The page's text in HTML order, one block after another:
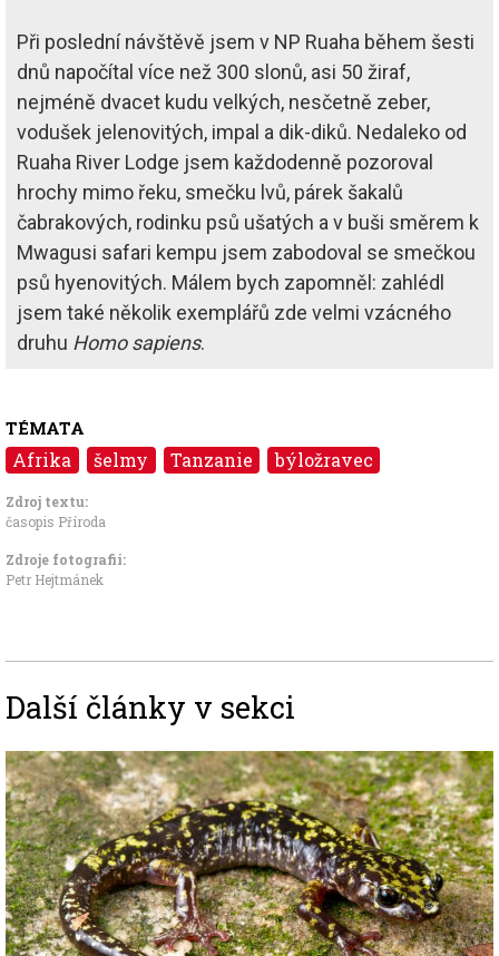
Při poslední návštěvě jsem v NP Ruaha během šesti
dnů napočítal více než 300 slonů, asi 50 žiraf,
nejméně dvacet kudu velkých, nesčetně zeber,
vodušek jelenovitých, impal a dik-diků. Nedaleko od
Ruaha River Lodge jsem každodenně pozoroval
hrochy mimo řeku, smečku lvů, párek šakalů
čabrakových, rodinku psů ušatých a v buši směrem k
Mwagusi safari kempu jsem zabodoval se smečkou
psů hyenovitých. Málem bych zapomněl: zahlédl
jsem také několik exemplářů zde velmi vzácného
druhu Homo sapiens.
TÉMATA
Afrika šelmy Tanzanie býložravec
Zdroj textu:
časopis Příroda
Zdroje fotografii:
Petr Hejtmánek
Další články v sekci
Image